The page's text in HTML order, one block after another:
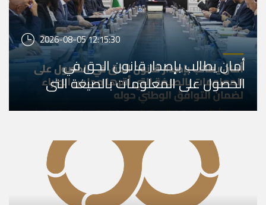
2026-08-05 12:15:30
أمان يطالب بإصدار قانون الحق في
الحصول على المعلومات بالصيغة التي
أقرها مجلس الوزراء ل ...